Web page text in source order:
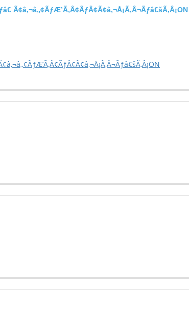
Ã¢â‚¬â„¢ÃƒÆ’Ã‚Â¢ÃƒÂ¢Ã¢â‚¬Å¡Ã‚Â¬Ãƒâ€šÃ‚Â¡ON